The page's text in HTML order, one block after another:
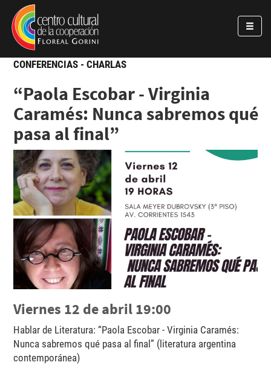
Pasar al contenido principal
Jump to main content
CONFERENCIAS - CHARLAS
“Paola Escobar - Virginia
Caramés: Nunca sabremos qué
pasa al final”
Viernes 12 de abril 19:00
Hablar de Literatura: “Paola Escobar - Virginia Caramés:
Nunca sabremos qué pasa al final” (literatura argentina
contemporánea)